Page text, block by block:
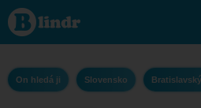
Eragog - On
hledá ji
Bratislavský
kraj - Veľké
On hledá ji Slovensko